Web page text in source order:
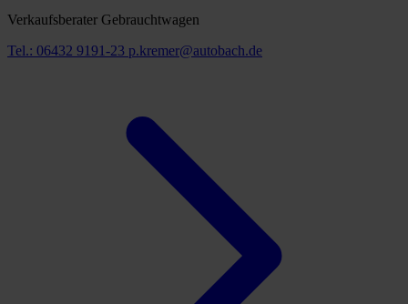
Verkaufsberater Gebrauchtwagen
Tel.: 06432 9191-23 p.kremer@autobach.de